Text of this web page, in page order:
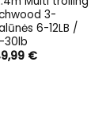
3-
6-12LB /
30lb
€Current